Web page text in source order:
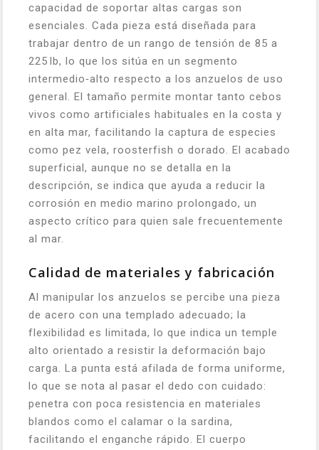
capacidad de soportar altas cargas son
esenciales. Cada pieza está diseñada para
trabajar dentro de un rango de tensión de 85 a
225 lb, lo que los sitúa en un segmento
intermedio‑alto respecto a los anzuelos de uso
general. El tamaño permite montar tanto cebos
vivos como artificiales habituales en la costa y
en alta mar, facilitando la captura de especies
como pez vela, roosterfish o dorado. El acabado
superficial, aunque no se detalla en la
descripción, se indica que ayuda a reducir la
corrosión en medio marino prolongado, un
aspecto crítico para quien sale frecuentemente
al mar.
Calidad de materiales y fabricación
Al manipular los anzuelos se percibe una pieza
de acero con una templado adecuado; la
flexibilidad es limitada, lo que indica un temple
alto orientado a resistir la deformación bajo
carga. La punta está afilada de forma uniforme,
lo que se nota al pasar el dedo con cuidado:
penetra con poca resistencia en materiales
blandos como el calamar o la sardina,
facilitando el enganche rápido. El cuerpo